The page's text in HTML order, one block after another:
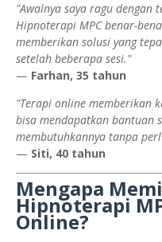
"Awalnya saya ragu
Hipnoterapi MPC benar-
memberikan solusi yang
setelah beberapa sesi."
— Farhan, 35 tahun
"Terapi online memberikan
bisa mendapatkan bantuan
membutuhkannya tanpa
— Siti, 40 tahun
Mengapa
Hipnoterapi
Online?